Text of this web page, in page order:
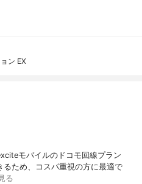
ン EX
モバイルのドコモ回線プラン
ため、コスパ重視の方に最適で
る